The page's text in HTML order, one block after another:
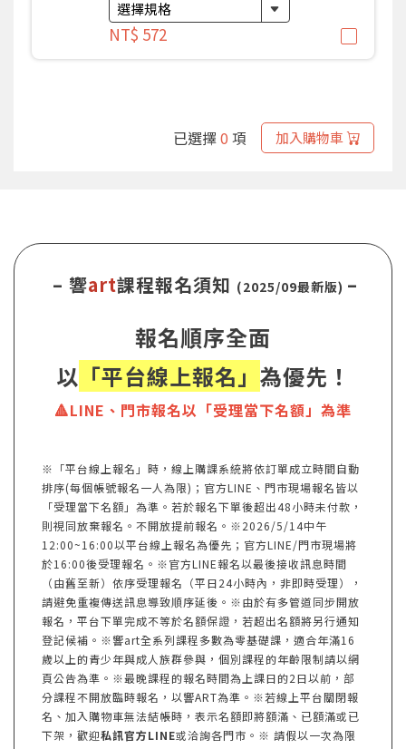
NT$ 572
已選擇0 項 加入購物車
– 響art課程報名須知 (2025/09最新版) –
報名順序全面
以 「平台線上報名」 為優先！
🔺LINE、門市報名以「受理當下名額」為準
※「平台線上報名」時，線上購課系統將依訂單成立時間自動
排序(每個帳號報名一人為限)；官方LINE、門市現場報名皆以
「受理當下名額」為準。若於報名下單後超出48小時未付款，
則視同放棄報名。不開放提前報名。※2026/5/14中午
12:00~16:00以平台線上報名為優先；官方LINE/門市現場將
於16:00後受理報名。※官方LINE報名以最後接收訊息時間
（由舊至新）依序受理報名（平日24小時內，非即時受理），
請避免重複傳送訊息導致順序延後。※由於有多管道同步開放
報名，平台下單完成不等於名額保證，若超出名額將另行通知
登記候補。※響art全系列課程多數為零基礎課，適合年滿16
歲以上的青少年與成人族群參與，個別課程的年齡限制請以網
頁公告為準。※最晚課程的報名時間為上課日的2日以前，部
分課程不開放臨時報名，以響ART為準。※若線上平台關閉報
名、加入購物車無法結帳時，表示名額即將額滿、已額滿或已
下架，歡迎私訊官方LINE或洽詢各門市。※ 請假以一次為限